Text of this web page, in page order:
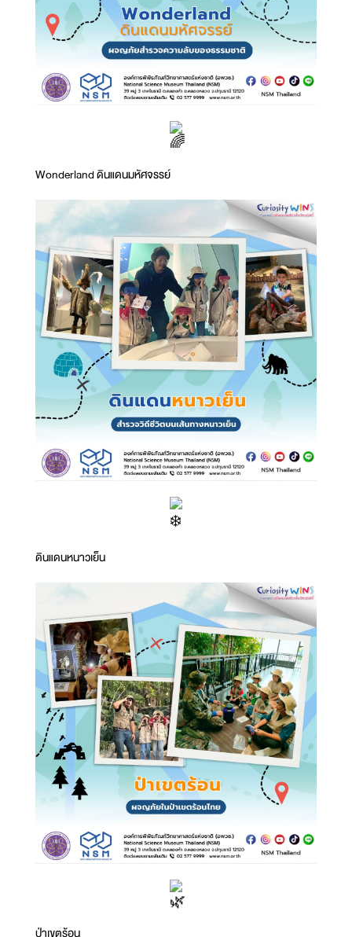
Wonderland ดินแดนมหัศจรรย์
ดินแดนหนาวเย็น